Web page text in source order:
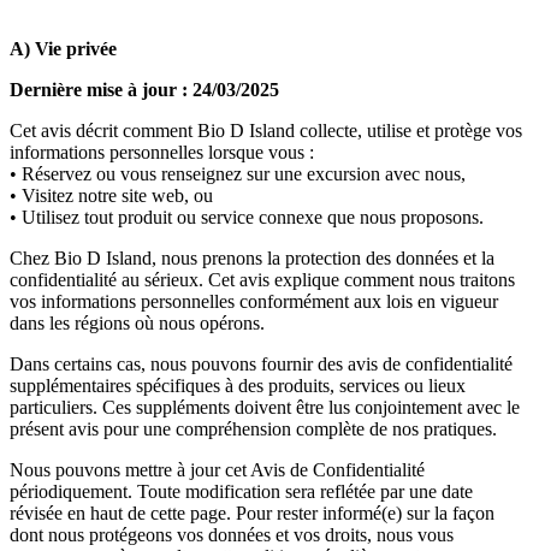
A) Vie privée
Dernière mise à jour : 24/03/2025
Cet avis décrit comment Bio D Island collecte, utilise et protège vos
informations personnelles lorsque vous :
• Réservez ou vous renseignez sur une excursion avec nous,
• Visitez notre site web, ou
• Utilisez tout produit ou service connexe que nous proposons.
Chez Bio D Island, nous prenons la protection des données et la
confidentialité au sérieux. Cet avis explique comment nous traitons
vos informations personnelles conformément aux lois en vigueur
dans les régions où nous opérons.
Dans certains cas, nous pouvons fournir des avis de confidentialité
supplémentaires spécifiques à des produits, services ou lieux
particuliers. Ces suppléments doivent être lus conjointement avec le
présent avis pour une compréhension complète de nos pratiques.
Nous pouvons mettre à jour cet Avis de Confidentialité
périodiquement. Toute modification sera reflétée par une date
révisée en haut de cette page. Pour rester informé(e) sur la façon
dont nous protégeons vos données et vos droits, nous vous